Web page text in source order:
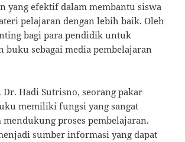
yang efektif dalam membantu siswa
pelajaran dengan lebih baik. Oleh
bagi para pendidik untuk
buku sebagai media pembelajaran
Hadi Sutrisno, seorang pakar
memiliki fungsi yang sangat
mendukung proses pembelajaran.
sumber informasi yang dapat